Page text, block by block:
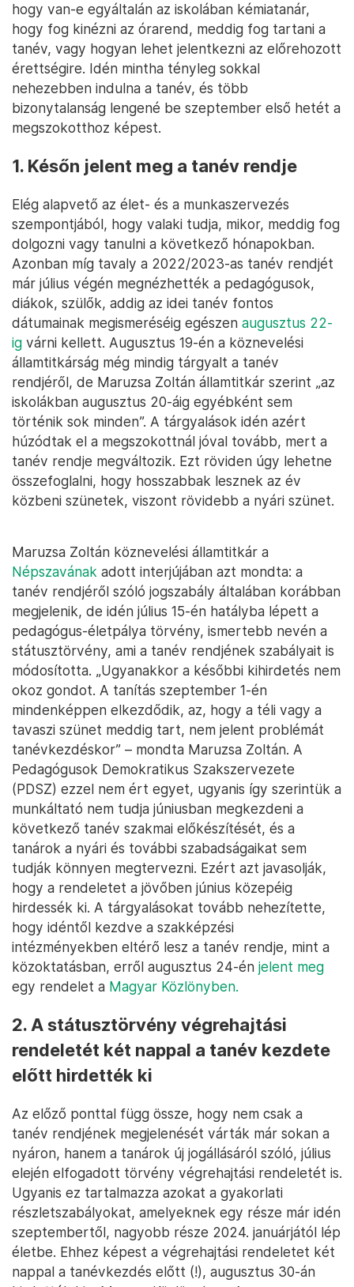
hogy van-e egyáltalán az iskolában kémiatanár,
hogy fog kinézni az órarend, meddig fog tartani a
tanév, vagy hogyan lehet jelentkezni az előrehozott
érettségire. Idén mintha tényleg sokkal
nehezebben indulna a tanév, és több
bizonytalanság lengené be szeptember első hetét a
megszokotthoz képest.
1. Későn jelent meg a tanév rendje
Elég alapvető az élet- és a munkaszervezés
szempontjából, hogy valaki tudja, mikor, meddig fog
dolgozni vagy tanulni a következő hónapokban.
Azonban míg tavaly a 2022/2023-as tanév rendjét
már július végén megnézhették a pedagógusok,
diákok, szülők, addig az idei tanév fontos
dátumainak megismeréséig egészen augusztus 22-
ig várni kellett. Augusztus 19-én a köznevelési
államtitkárság még mindig tárgyalt a tanév
rendjéről, de Maruzsa Zoltán államtitkár szerint „az
iskolákban augusztus 20-áig egyébként sem
történik sok minden”. A tárgyalások idén azért
húzódtak el a megszokottnál jóval tovább, mert a
tanév rendje megváltozik. Ezt röviden úgy lehetne
összefoglalni, hogy hosszabbak lesznek az év
közbeni szünetek, viszont rövidebb a nyári szünet.
Maruzsa Zoltán köznevelési államtitkár a
Népszavának adott interjújában azt mondta: a
tanév rendjéről szóló jogszabály általában korábban
megjelenik, de idén július 15-én hatályba lépett a
pedagógus-életpálya törvény, ismertebb nevén a
státusztörvény, ami a tanév rendjének szabályait is
módosította. „Ugyanakkor a későbbi kihirdetés nem
okoz gondot. A tanítás szeptember 1-én
mindenképpen elkezdődik, az, hogy a téli vagy a
tavaszi szünet meddig tart, nem jelent problémát
tanévkezdéskor” – mondta Maruzsa Zoltán. A
Pedagógusok Demokratikus Szakszervezete
(PDSZ) ezzel nem ért egyet, ugyanis így szerintük a
munkáltató nem tudja júniusban megkezdeni a
következő tanév szakmai előkészítését, és a
tanárok a nyári és további szabadságaikat sem
tudják könnyen megtervezni. Ezért azt javasolják,
hogy a rendeletet a jövőben június közepéig
hirdessék ki. A tárgyalásokat tovább nehezítette,
hogy idéntől kezdve a szakképzési
intézményekben eltérő lesz a tanév rendje, mint a
közoktatásban, erről augusztus 24-én jelent meg
egy rendelet a Magyar Közlönyben.
2. A státusztörvény végrehajtási
rendeletét két nappal a tanév kezdete
előtt hirdették ki
Az előző ponttal függ össze, hogy nem csak a
tanév rendjének megjelenését várták már sokan a
nyáron, hanem a tanárok új jogállásáról szóló, július
elején elfogadott törvény végrehajtási rendeletét is.
Ugyanis ez tartalmazza azokat a gyakorlati
részletszabályokat, amelyeknek egy része már idén
szeptembertől, nagyobb része 2024. januárjától lép
életbe. Ehhez képest a végrehajtási rendeletet két
nappal a tanévkezdés előtt (!), augusztus 30-án